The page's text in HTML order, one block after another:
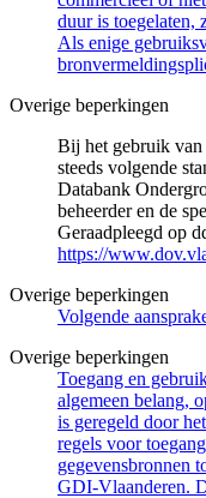
duur is toegelaten,
Als enige
Overige beperkingen
Bij het gebruik
steeds volgende
Databank
beheerder en de
Geraadpleegd op
https://
Overige beperkingen
Volgende
Overige beperkingen
Toegang en
algemeen belang,
is geregeld door
regels voor
gegevensbronnen
GDI-Vlaanderen.